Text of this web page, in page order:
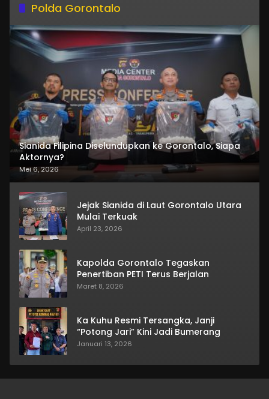
Polda Gorontalo
Sianida Filipina Diselundupkan ke Gorontalo, Siapa
Aktornya?
Mei 6, 2026
Jejak Sianida di Laut Gorontalo Utara
Mulai Terkuak
April 23, 2026
Kapolda Gorontalo Tegaskan
Penertiban PETI Terus Berjalan
Maret 8, 2026
Ka Kuhu Resmi Tersangka, Janji
“Potong Jari” Kini Jadi Bumerang
Januari 13, 2026